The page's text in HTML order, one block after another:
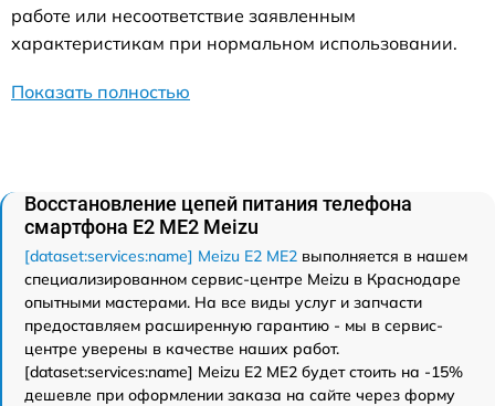
работе или несоответствие заявленным
характеристикам при нормальном использовании.
Показать полностью
Восстановление цепей питания телефона
смартфона E2 ME2 Meizu
[dataset:services:name] Meizu E2 ME2 выполняется в нашем
специализированном сервис-центре Meizu в Краснодаре
опытными мастерами. На все виды услуг и запчасти
предоставляем расширенную гарантию - мы в сервис-
центре уверены в качестве наших работ.
[dataset:services:name] Meizu E2 ME2 будет стоить на -15%
дешевле при оформлении заказа на сайте через форму